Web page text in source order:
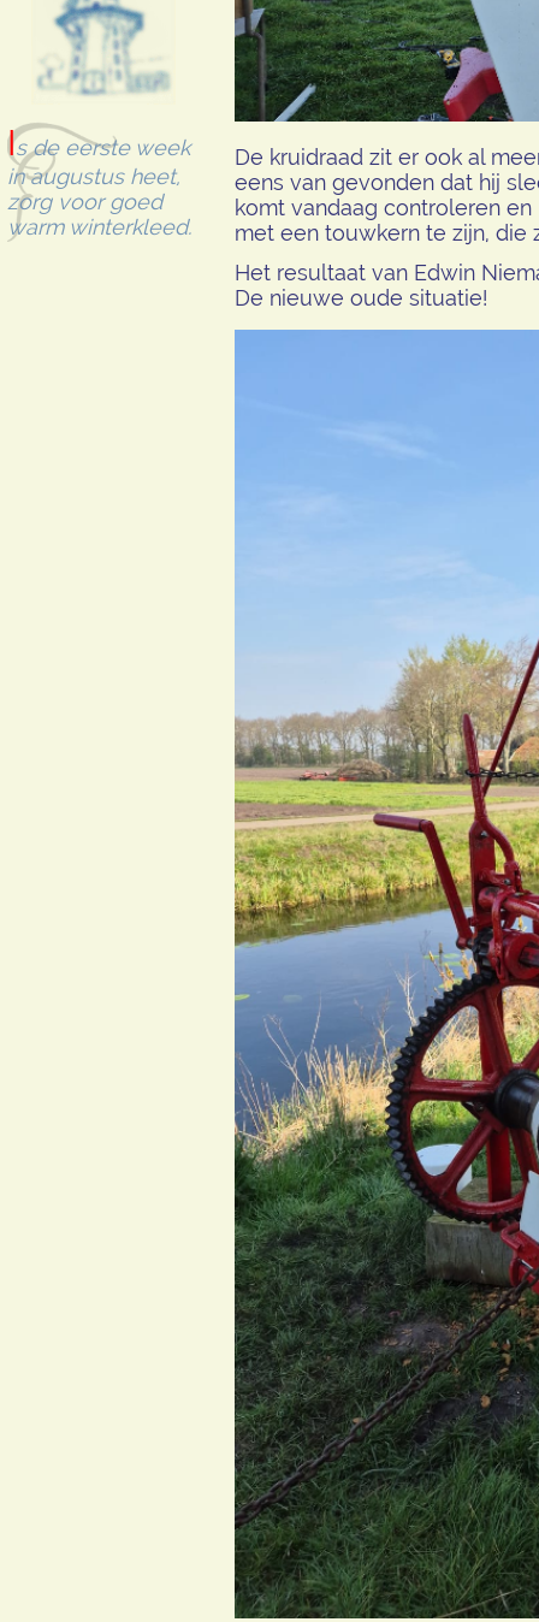
Is de eerste week
in augustus heet,
zorg voor goed
warm winterkleed.
De kruidraad zit er ook al
eens van gevonden dat hij
komt vandaag controleren
met een touwkern te zijn, die
Het resultaat van Edwin
De nieuwe oude situatie!